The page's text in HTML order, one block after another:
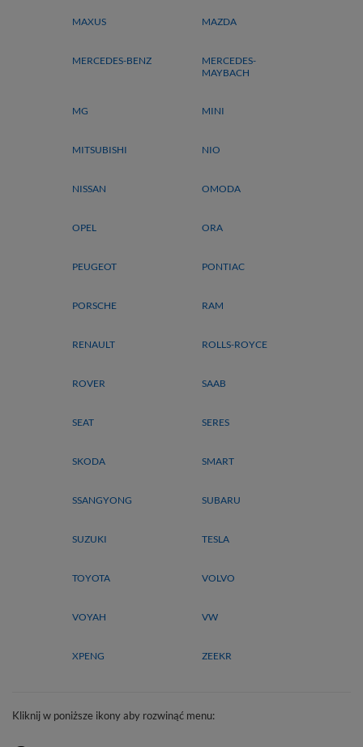
MAXUS MAZDA
MERCEDES-BENZ
MERCEDES-
MAYBACH
MG MINI
MITSUBISHI NIO
NISSAN OMODA
OPEL ORA
PEUGEOT PONTIAC
PORSCHE RAM
RENAULT ROLLS-ROYCE
ROVER SAAB
SEAT SERES
SKODA SMART
SSANGYONG SUBARU
SUZUKI TESLA
TOYOTA VOLVO
VOYAH VW
XPENG ZEEKR
Kliknij w poniższe ikony aby rozwinąć menu: